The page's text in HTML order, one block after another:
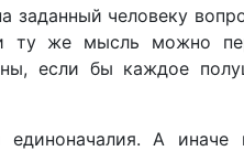
заданный человеку
ту же мысль можно
если бы каждое
А